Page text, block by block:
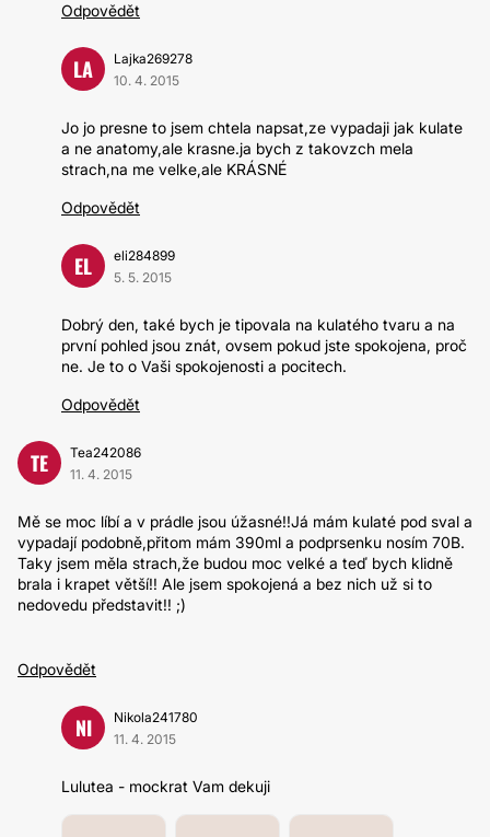
Odpovědět
LA
Lajka269278
10. 4. 2015
Jo jo presne to jsem chtela napsat,ze vypadaji jak kulate
a ne anatomy,ale krasne.ja bych z takovzch mela
strach,na me velke,ale KRÁSNÉ
Odpovědět
EL
eli284899
5. 5. 2015
Dobrý den, také bych je tipovala na kulatého tvaru a na
první pohled jsou znát, ovsem pokud jste spokojena, proč
ne. Je to o Vaši spokojenosti a pocitech.
Odpovědět
TE
Tea242086
11. 4. 2015
Mě se moc líbí a v prádle jsou úžasné!!Já mám kulaté pod sval a
vypadají podobně,přitom mám 390ml a podprsenku nosím 70B.
Taky jsem měla strach,že budou moc velké a teď bych klidně
brala i krapet větší!! Ale jsem spokojená a bez nich už si to
nedovedu představit!! ;)
Odpovědět
NI
Nikola241780
11. 4. 2015
Lulutea - mockrat Vam dekuji